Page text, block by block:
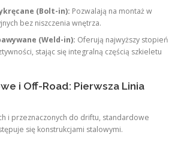
(Bolt-in): Pozwalają na montaż w
bez niszczenia wnętrza.
(Weld-in): Oferują najwyższy stopień
stając się integralną częścią szkieletu
i Off-Road: Pierwsza Linia
i przeznaczonych do driftu, standardowe
się konstrukcjami stalowymi.